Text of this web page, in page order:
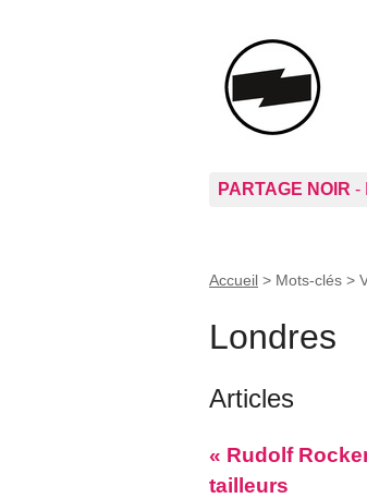
PARTAGE NOIR -
Accueil > Mots-clés >
Londres
Articles
« Rudolf
tailleurs